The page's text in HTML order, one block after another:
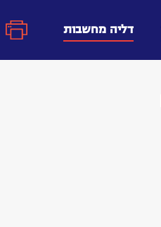
דליה מחשבות